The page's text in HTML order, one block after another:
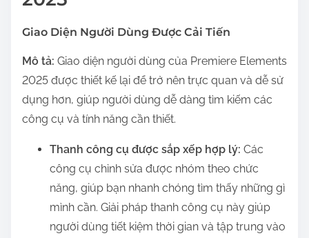
Giao Diện Người Dùng Được Cải Tiến
Mô tả: Giao diện người dùng của Premiere Elements
2025 được thiết kế lại để trở nên trực quan và dễ sử
dụng hơn, giúp người dùng dễ dàng tìm kiếm các
công cụ và tính năng cần thiết.
Thanh công cụ được sắp xếp hợp lý: Các
công cụ chỉnh sửa được nhóm theo chức
năng, giúp bạn nhanh chóng tìm thấy những gì
mình cần. Giải pháp thanh công cụ này giúp
người dùng tiết kiệm thời gian và tập trung vào